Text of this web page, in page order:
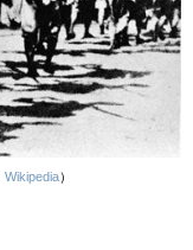
Wikipedia）